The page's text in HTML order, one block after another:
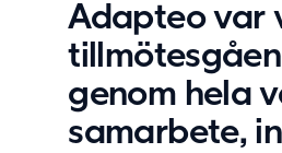
Adapteo var
genom hela
samarbete,